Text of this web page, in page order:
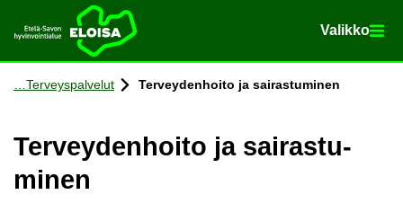
Etusi­vu Va­lik­ko
Va­lik­ko
Siir­ry si­säl­töön
Ter­veys­pal­ve­lut Ter­vey­den­hoi­to ja sai­ras­tu­mi­nen
Ter­vey­den­hoi­to ja sai­ras­tu­
mi­nen